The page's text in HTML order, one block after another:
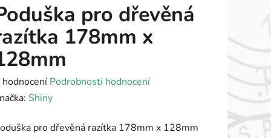
pro dřevěná
178mm x
Podrobnosti hodnocení
Shiny
pro dřevěná razítka 178mm x 128mm